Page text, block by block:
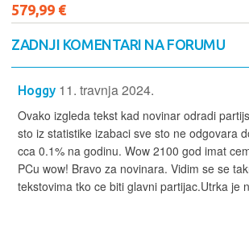
579,99 €
ZADNJI KOMENTARI NA FORUMU
Hoggy 11. travnja 2024.
Ovako izgleda tekst kad novinar odradi
sto iz statistike izabaci sve sto ne odgovara
cca 0.1% na godinu. Wow 2100 god imat
PCu wow! Bravo za novinara. Vidim se se
tekstovima tko ce biti glavni partijac.Utrka je